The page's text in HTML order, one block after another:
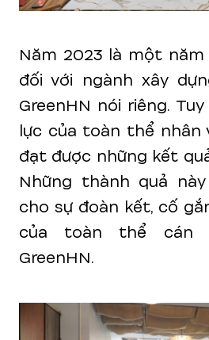
Năm 2023 là một
đối với ngành xây
GreenHN nói riêng.
lực của toàn thể nhân
đạt được những kết
Những thành quả
cho sự đoàn kết, cố
của toàn thể cán
GreenHN.